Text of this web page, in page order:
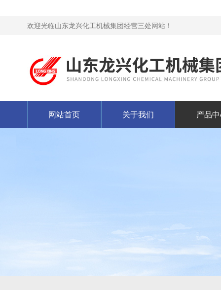
欢迎光临山东龙兴化工机械集团经营三处网站！
网站首页 关于我们 产品